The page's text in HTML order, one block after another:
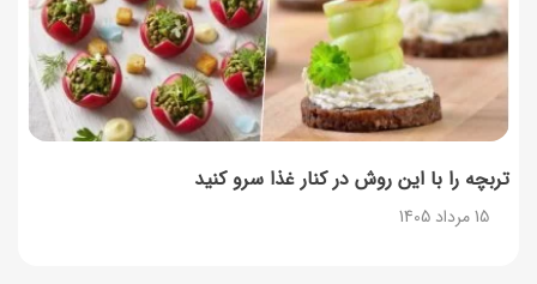
تربچه را با این روش در کنار غذا سرو کنید
15 مرداد 1405
طرز تهیه حلوای بحرینی؛ دسر سنتی خاورمیانه‌ای
13 مرداد 1405